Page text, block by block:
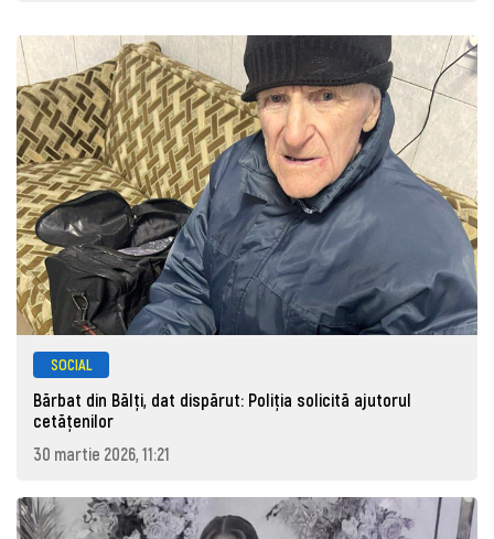
SOCIAL
Bărbat din Bălți, dat dispărut: Poliţia solicită ajutorul
cetăţenilor
30 martie 2026, 11:21